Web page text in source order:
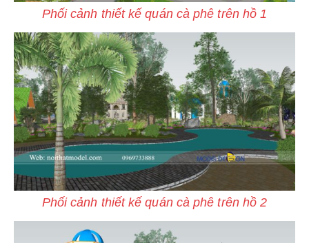
Phối cảnh thiết kế quán cà phê trên hồ 1
Phối cảnh thiết kế quán cà phê trên hồ 2